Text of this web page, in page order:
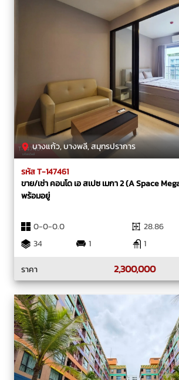
บางแก้ว, บางพลี, สมุทรปราการ
รหัส T-147461
ขาย/เช่า คอนโด เอ สเปซ เมกา 2 (A Space
พร้อมอยู่
0-0-0.0
28.86
34
1 1
ราคา
2,300,000